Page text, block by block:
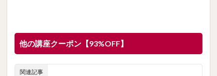
他の講座クーポン【93%OFF】
関連記事